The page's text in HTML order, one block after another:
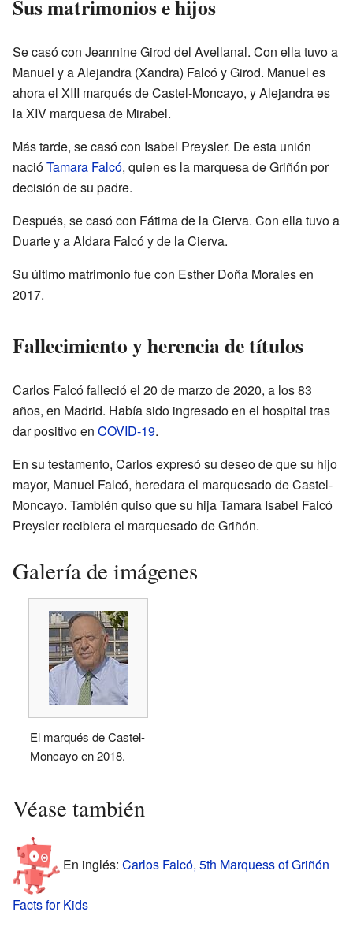
Sus matrimonios e hijos
Se casó con Jeannine Girod del Avellanal. Con ella tuvo a
Manuel y a Alejandra (Xandra) Falcó y Girod. Manuel es
ahora el XIII marqués de Castel-Moncayo, y Alejandra es
la XIV marquesa de Mirabel.
Más tarde, se casó con Isabel Preysler. De esta unión
nacióTamara Falcó, quien es la marquesa de Griñón por
decisión de su padre.
Después, se casó con Fátima de la Cierva. Con ella tuvo a
Duarte y a Aldara Falcó y de la Cierva.
Su último matrimonio fue con Esther Doña Morales en
2017.
Fallecimiento y herencia de títulos
Carlos Falcó falleció el 20 de marzo de 2020, a los 83
años, en Madrid. Había sido ingresado en el hospital tras
dar positivo en COVID-19.
En su testamento, Carlos expresó su deseo de que su hijo
mayor, Manuel Falcó, heredara el marquesado de Castel-
Moncayo. También quiso que su hija Tamara Isabel Falcó
Preysler recibiera el marquesado de Griñón.
Galería de imágenes
El marqués de Castel-
Moncayo en 2018.
Véase también
En inglés: Carlos Falcó, 5th Marquess of Griñón
Facts for Kids